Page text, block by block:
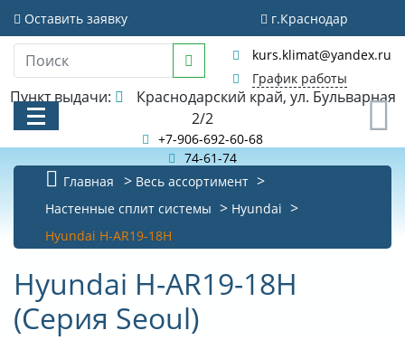
Оставить заявку г.Краснодар
kurs.klimat@yandex.ru
График работы
Пункт выдачи:
2/2
+7-906-692-60-68
74-61-74
КАТАЛОГ
АКЦИИ И РАСПРОДАЖИ
БИБЛИОТЕКА
НОВОСТИ
Главная
Весь ассортимент
Настенные сплит системы
Hyundai
Hyundai H-AR19-18H
Hyundai H-AR19-18H
(Серия Seoul)